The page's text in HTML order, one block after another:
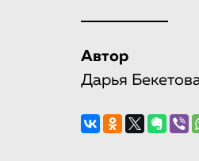
Автор
Дарья